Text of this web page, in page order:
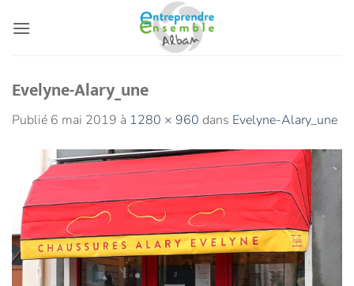
Evelyne-Alary_une
Publié 6 mai 2019 à 1280 × 960 dans Evelyne-Alary_une